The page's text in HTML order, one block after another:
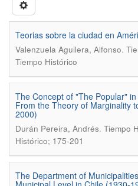
Teorias sobre la ciudad en
Valenzuela Aguilera, Alfonso.
Tiempo Histórico
The Concept of "The Popular"
From the Theory of Marginality
2000)
Durán Pereira, Andrés. Tiempo
Histórico; 175-201
The Department of